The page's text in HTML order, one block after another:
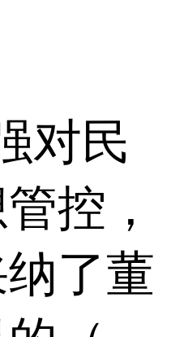
对民
控，
了董